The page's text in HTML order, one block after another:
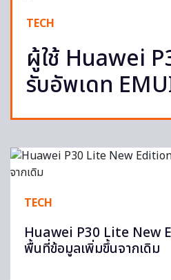
TECH
ผู้ใช้ Huawei
รับอัพเดท
TECH
Huawei P30 Lite New
พื้นที่ข้อมูลเพิ่มขึ้นจากเดิม